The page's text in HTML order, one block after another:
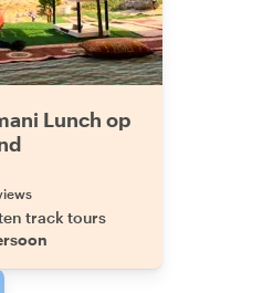
Lunch op
track tours